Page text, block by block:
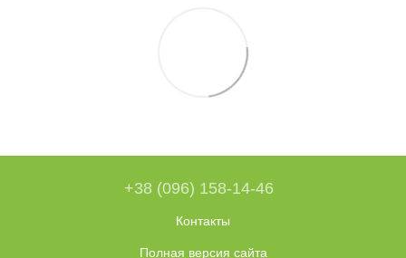
+38 (096) 158-14-46
Контакты
Полная версия сайта